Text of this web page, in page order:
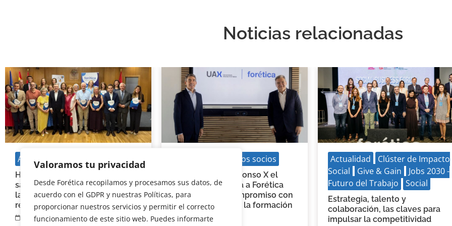
Valoramos tu privacidad
Desde Forética recopilamos y procesamos sus datos, de
acuerdo con el GDPR y nuestras Políticas, para
proporcionar nuestros servicios y permitir el correcto
funcionamiento de este sitio web. Puedes informarte
Noticias relacionadas
Actualidad
Hospitales y entidades
sanitarias se comprometen con
la inteligencia artificial
responsable
03/07/2026
Nuevos socios
La Universidad Alfonso X el
Sabio se incorpora a Forética
reforzando su compromiso con
la sostenibilidad y la formación
responsable
Actualidad
Clúster de Impacto
Social
Give & Gain
Jobs 2030 -
Futuro del Trabajo
Social
Estrategia, talento y
colaboración, las claves para
impulsar la competitividad